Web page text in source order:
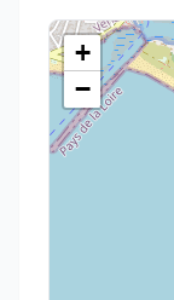
+
−